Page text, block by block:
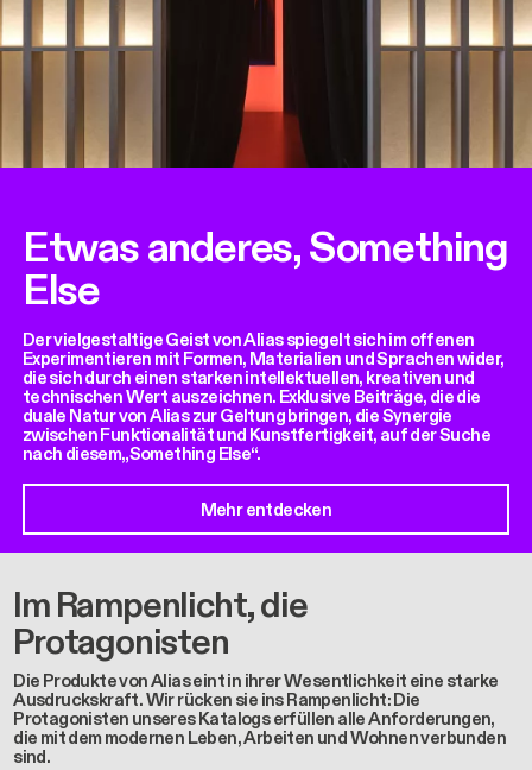
Etwas anderes, Something
Else
Der vielgestaltige Geist von Alias spiegelt sich im offenen
Experimentieren mit Formen, Materialien und Sprachen wider,
die sich durch einen starken intellektuellen, kreativen und
technischen Wert auszeichnen. Exklusive Beiträge, die die
duale Natur von Alias zur Geltung bringen, die Synergie
zwischen Funktionalität und Kunstfertigkeit, auf der Suche
nach diesem„Something Else“.
Mehr entdecken
Im Rampenlicht, die
Protagonisten
Die Produkte von Alias eint in ihrer Wesentlichkeit eine starke
Ausdruckskraft. Wir rücken sie ins Rampenlicht: Die
Protagonisten unseres Katalogs erfüllen alle Anforderungen,
die mit dem modernen Leben, Arbeiten und Wohnen verbunden
sind.